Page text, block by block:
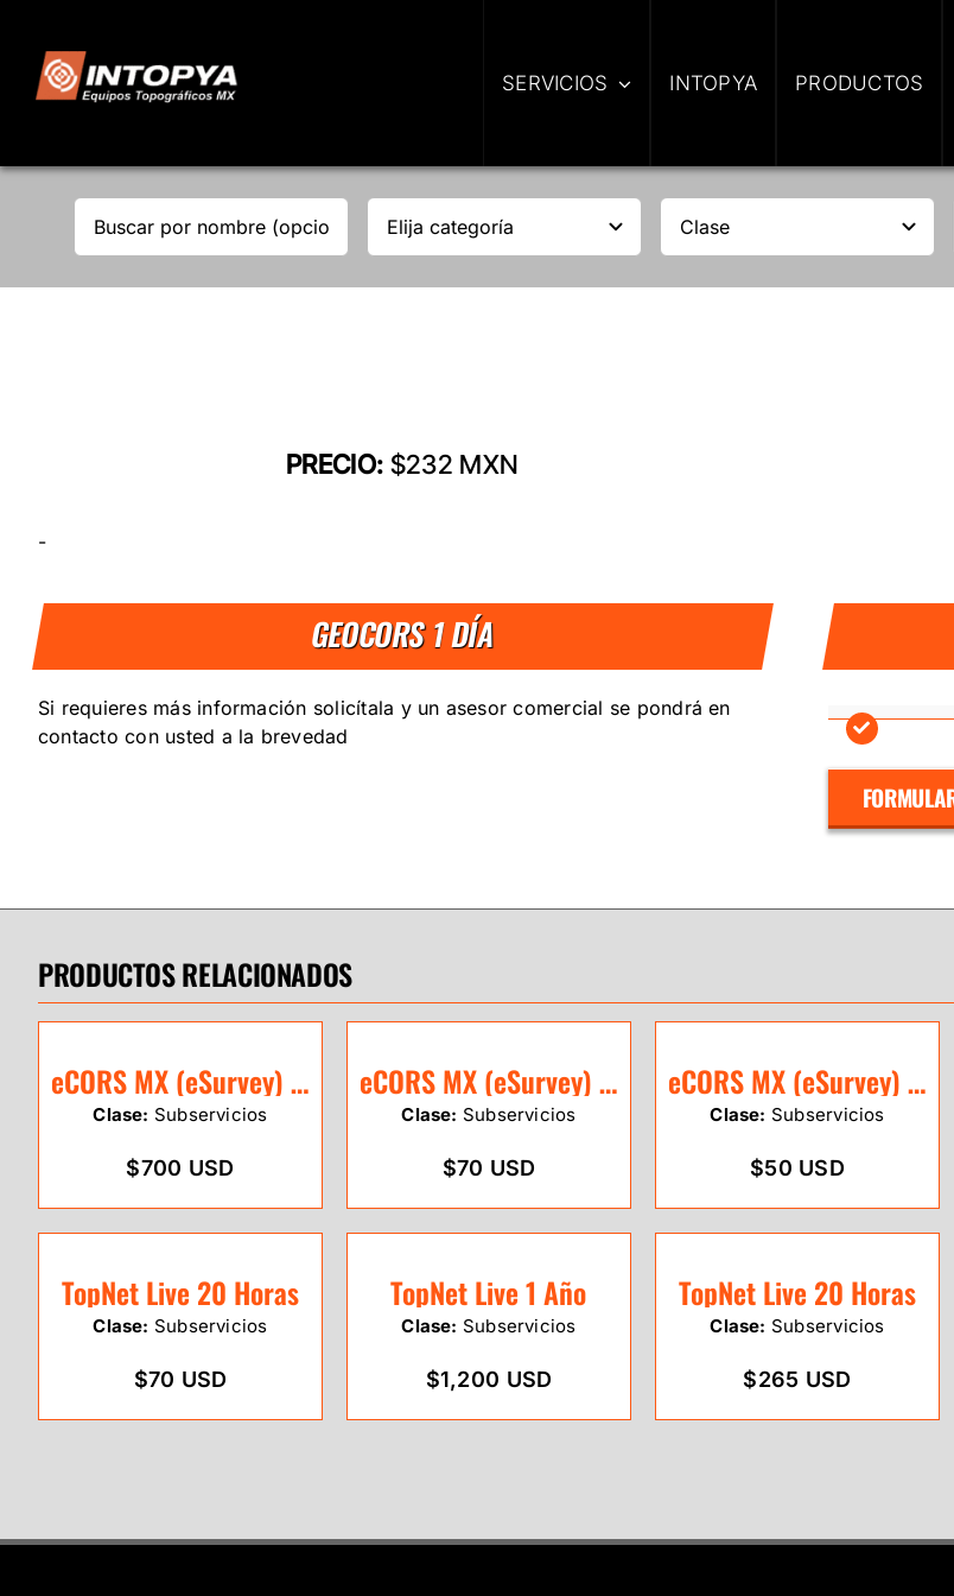
content
SERVICIOS INTOPYA PRODUCTOS
PRECIO: $232 MXN
-
GEOCORS 1 DÍA
Si requieres más información solicítala y un asesor comercial se pondrá en
contacto con usted a la brevedad
PRODUCTOS RELACIONADOS
eCORS MX (eSurvey) 1 Año
Clase: Subservicios
$700 USD
eCORS MX (eSurvey) 1 Mes
Clase: Subservicios
$70 USD
eCORS MX (eSurvey) 20 Horas
Clase: Subservicios
$50 USD
TopNet Live 20 Horas
Clase: Subservicios
$70 USD
TopNet Live 1 Año
Clase: Subservicios
$1,200 USD
TopNet Live 20 Horas
Clase: Subservicios
$265 USD